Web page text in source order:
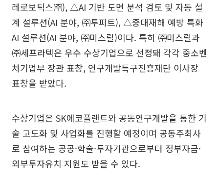
레로보틱스㈜), △AI 기반 도면 분석 검토 및 자동 설
계 설루션(AI 분야, ㈜투피트), △중대재해 예방 특화
AI 설루션(AI 분야, ㈜미스릴)이다. 특히 ㈜미스릴과
㈜세프라텍은 우수 수상기업으로 선정돼 각각 중소벤
처기업부 장관 표창, 연구개발특구진흥재단 이사장
표창을 받았다.
수상기업은 SK에코플랜트와 공동연구개발을 통한 기
술 고도화 및 사업화를 진행할 예정이며 공동주최사
로 참여하는 공공·학술·투자기관으로부터 정부자금·
외부투자유치 지원도 받을 수 있다.